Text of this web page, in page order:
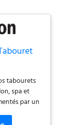
dossier
(par
tabourets
spa et
par un
(air)